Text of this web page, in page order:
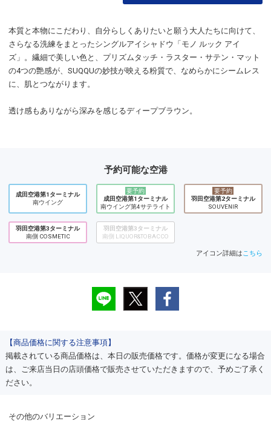
本質と本物にこだわり、自分らしくありたいと願う大人たちに向けて、
さらなる洗練をまとったシングルアイシャドウ「モノ ルック アイ
ズ」。繊細で美しい色と、プリズムタッチ・ラスター・サテン・マット
の4つの艶感が、SUQQUの妙技が映える粉質で、なめらかにシームレス
に、肌とつながります。
透け感もありながら深みを感じるディープブラウン。
予約可能な空港
成田空港第1ターミナル
南ウイング
要予約
成田空港第1ターミナル
南ウイング第4サテライト
要予約
羽田空港第2ターミナル
SOUVENIR
羽田空港第3ターミナル
南側 COSMETIC
羽田空港第3ターミナル
南側 LIQUOR&TOBACCO
アイコン詳細はこちら
【商品価格に関する注意事項】
掲載されている商品価格は、本日の販売価格です。価格が変更になる場合
は、ご来店当日の店頭価格で販売させていただきますので、予めご了承く
ださい。
その他のバリエーション